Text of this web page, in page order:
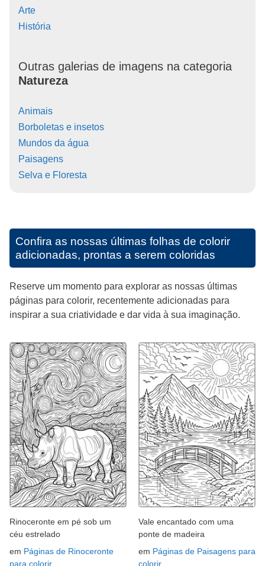
Arte
História
Outras galerias de imagens na categoria
Natureza
Animais
Borboletas e insetos
Mundos da água
Paisagens
Selva e Floresta
Confira as nossas últimas folhas de colorir
adicionadas, prontas a serem coloridas
Reserve um momento para explorar as nossas últimas
páginas para colorir, recentemente adicionadas para
inspirar a sua criatividade e dar vida à sua imaginação.
Rinoceronte em pé sob um
céu estrelado
em Páginas de Rinoceronte
para colorir
Vale encantado com uma
ponte de madeira
em Páginas de Paisagens para
colorir